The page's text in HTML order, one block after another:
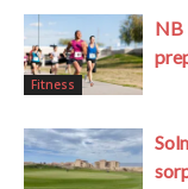
Fitness
NB